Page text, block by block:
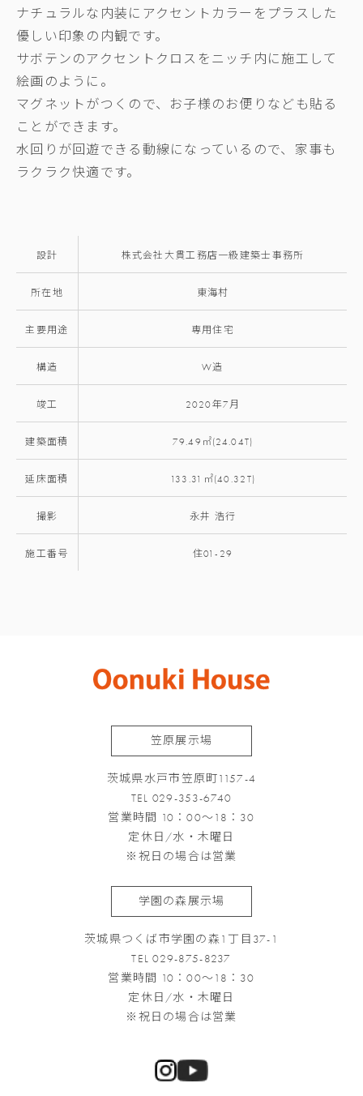
ナチュラルな内装にアクセントカラーをプラスした
優しい印象の内観です。
サボテンのアクセントクロスをニッチ内に施工して
絵画のように。
マグネットがつくので、お子様のお便りなども貼る
ことができます。
水回りが回遊できる動線になっているので、家事も
ラクラク快適です。
設計 株式会社大貫工務店一級建築士事務所
所在地 東海村
主要用途 専用住宅
構造 W造
竣工 2020年7月
建築面積 79.49㎡(24.04T)
延床面積 133.31㎡(40.32T)
撮影 永井 浩行
施工番号 住01-29
笠原展示場
茨城県水戸市笠原町1157-4
TEL 029-353-6740
営業時間 10：00～18：30
定休日/水・木曜日
※祝日の場合は営業
学園の森展示場
茨城県つくば市学園の森1丁目37-1
TEL 029-875-8237
営業時間 10：00～18：30
定休日/水・木曜日
※祝日の場合は営業